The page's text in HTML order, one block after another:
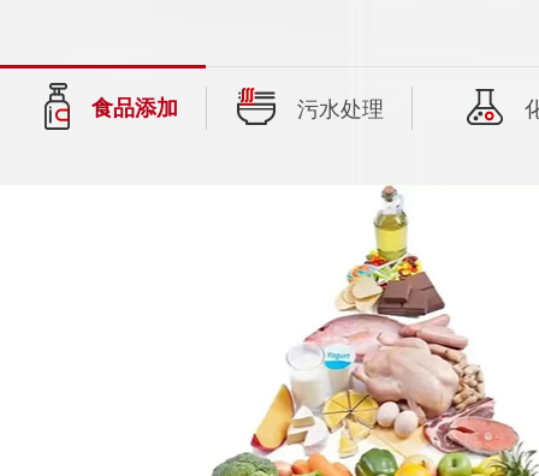
食品添加 污水处理